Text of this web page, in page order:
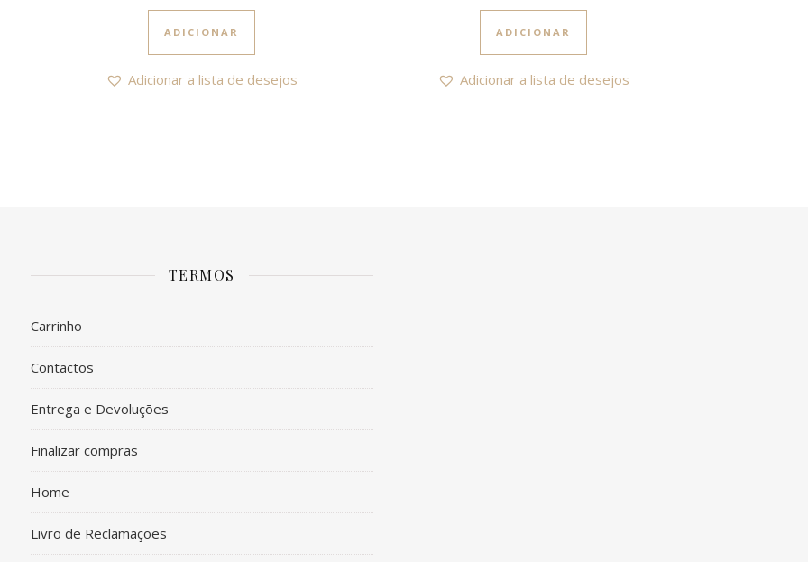
ADICIONAR
Adicionar a lista de desejos
ADICIONAR
Adicionar a lista de desejos
TERMOS
Carrinho
Contactos
Entrega e Devoluções
Finalizar compras
Home
Livro de Reclamações